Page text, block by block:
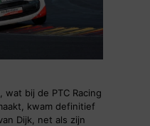
wat bij de PTC Racing
kwam definitief
Dijk, net als zijn